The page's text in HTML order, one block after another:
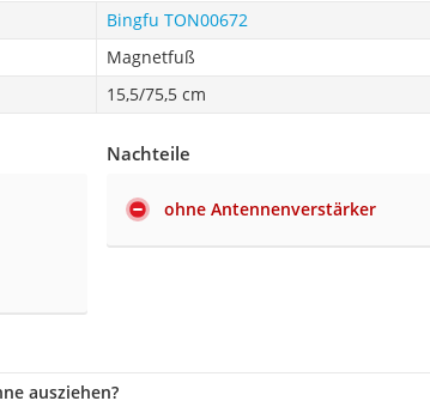
Bingfu TON00672
Magnetfuß
15,5/75,5 cm
Nachteile
ohne Antennenverstärker
ausziehen?